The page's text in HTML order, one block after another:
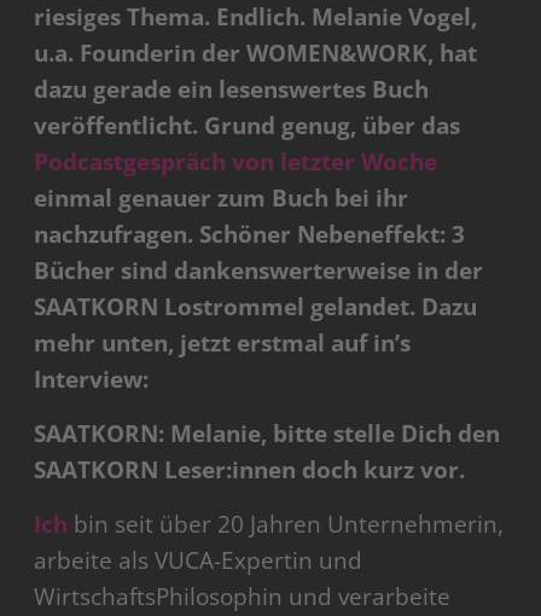
riesiges Thema. Endlich. Melanie Vogel,
u.a. Founderin der WOMEN&WORK, hat
dazu gerade ein lesenswertes Buch
veröffentlicht. Grund genug, über das
Podcastgespräch von letzter Woche
einmal genauer zum Buch bei ihr
nachzufragen. Schöner Nebeneffekt: 3
Bücher sind dankenswerterweise in der
SAATKORN Lostrommel gelandet. Dazu
mehr unten, jetzt erstmal auf in’s
Interview:
SAATKORN: Melanie, bitte stelle Dich den
SAATKORN Leser:innen doch kurz vor.
Ich bin seit über 20 Jahren Unternehmerin,
arbeite als VUCA-Expertin und
WirtschaftsPhilosophin und verarbeite